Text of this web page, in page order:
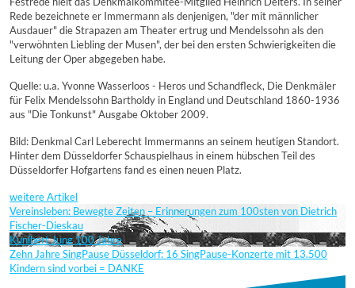
Rede bezeichnete er Immermann als denjenigen, "der mit männlicher
Ausdauer" die Strapazen am Theater ertrug und Mendelssohn als den
"verwöhnten Liebling der Musen", der bei den ersten Schwierigkeiten die
Leitung der Oper abgegeben habe.
Quelle: u.a. Yvonne Wasserloos - Heros und Schandfleck, Die Denkmäler
für Felix Mendelssohn Bartholdy in England und Deutschland 1860-1936
aus "Die Tonkunst" Ausgabe Oktober 2009.
Bild: Denkmal Carl Leberecht Immermanns an seinem heutigen Standort.
Hinter dem Düsseldorfer Schauspielhaus in einem hübschen Teil des
Düsseldorfer Hofgartens fand es einen neuen Platz.
weitere Artikel
Vereinsleben: Bewegte Zeiten – Erinnerungen zum 100sten von Dietrich
Fischer-Dieskau
Kunibert Jung 100 Jahre
Zehn Jahre SingPause Düsseldorf: 16 SingPause-Konzerte mit 13.500
Kindern sind vorbei = DANKE